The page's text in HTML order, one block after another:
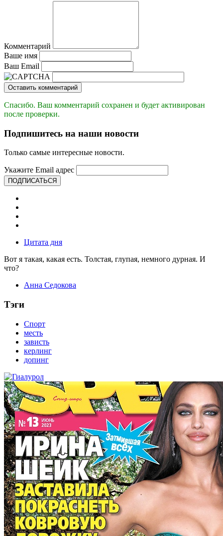
Комментарий
Ваше имя
Ваш Email
Оставить комментарий
Спасибо. Ваш комментарий сохранен и будет активирован
после проверки.
Подпишитесь на наши новости
Только самые интересные новости.
Укажите Email адрес
ПОДПИСАТЬСЯ
Цитата дня
Вот я такая, какая есть. Толстая, глупая, немного дурная. И
что?
Анна Седокова
Тэги
Спорт
месть
зависть
керлинг
допинг